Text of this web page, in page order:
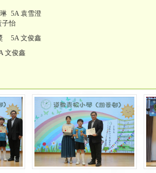
5A 袁雪澄
子怡
5A 文俊鑫
文俊鑫